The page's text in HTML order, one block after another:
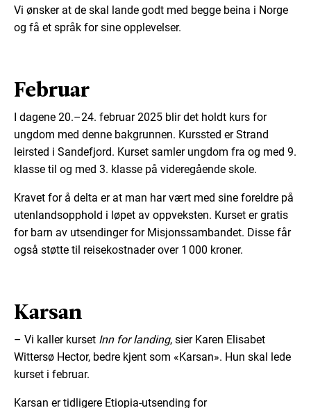
Vi ønsker at de skal lande godt med begge beina i Norge
og få et språk for sine opplevelser.
Februar
I dagene 20.–24. februar 2025 blir det holdt kurs for
ungdom med denne bakgrunnen. Kurssted er Strand
leirsted i Sandefjord. Kurset samler ungdom fra og med 9.
klasse til og med 3. klasse på videregående skole.
Kravet for å delta er at man har vært med sine foreldre på
utenlandsopphold i løpet av oppveksten. Kurset er gratis
for barn av utsendinger for Misjonssambandet. Disse får
også støtte til reisekostnader over 1 000 kroner.
Karsan
– Vi kaller kurset Inn for landing, sier Karen Elisabet
Wittersø Hector, bedre kjent som «Karsan». Hun skal lede
kurset i februar.
Karsan er tidligere Etiopia-utsending for